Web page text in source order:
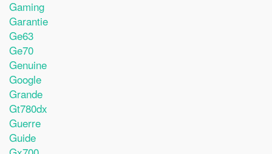
Gaming
Garantie
Ge63
Ge70
Genuine
Google
Grande
Gt780dx
Guerre
Guide